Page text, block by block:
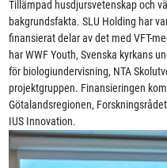
Tillämpad husdjursvetenskap och
bakgrundsfakta. SLU Holding har
finansierat delar av det med VFT-
har WWF Youth, Svenska kyrkans
för biologiundervisning, NTA
projektgruppen. Finansieringen
Götalandsregionen,
IUS Innovation.